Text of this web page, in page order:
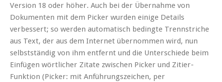
Version 18 oder höher. Auch bei der Übernahme von
Dokumenten mit dem Picker wurden einige Details
verbessert; so werden automatisch bedingte Trennstriche
aus Text, der aus dem Internet übernommen wird, nun
selbstständig von ihm entfernt und die Unterschiede beim
Einfügen wörtlicher Zitate zwischen Picker und Zitier-
Funktion (Picker: mit Anführungszeichen, per